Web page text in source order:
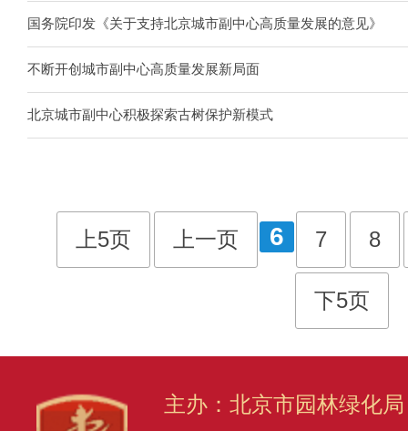
国务院印发《关于支持北京城市副中心高质量发展的意见》
不断开创城市副中心高质量发展新局面
北京城市副中心积极探索古树保护新模式
上5页 上一页 6 7 8
下5页
主办：北京市园林绿化